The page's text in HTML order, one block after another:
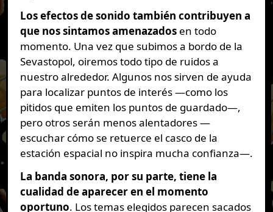
Los efectos de sonido también contribuyen a
que nos sintamos amenazadosen todo
momento. Una vez que subimos a bordo de la
Sevastopol, oiremos todo tipo de ruidos a
nuestro alrededor. Algunos nos sirven de ayuda
para localizar puntos de interés —como los
pitidos que emiten los puntos de guardado—,
pero otros serán menos alentadores —
escuchar cómo se retuerce el casco de la
estación espacial no inspira mucha confianza—.
La banda sonora, por su parte, tiene la
cualidad de aparecer en el momento
oportuno. Los temas elegidos parecen sacados